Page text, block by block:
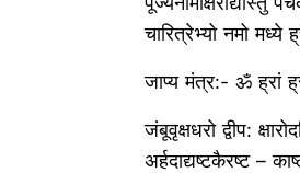
चारित्रेभ्यो नमो
जाप्य मंत्र:- ॐ ह्रां
जंबूवृक्षधरो द्वीप:
अर्हदाद्यष्टकैरष्ट –